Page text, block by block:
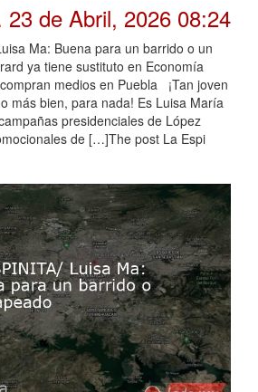
23 de Abril, 2026 08:24
Ma: Buena para un barrido o un
ya tiene sustituto en Economía
medios en Puebla ¡Tan joven
más bien, para nada! Es Luisa María
presidenciales de López
de […]The post La Espi